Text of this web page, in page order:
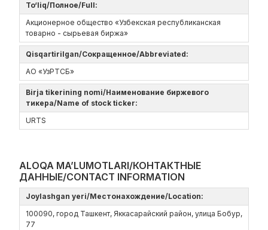
To‘liq/Полное/Full:
Акционерное общество «Узбекская республиканская
товарно - сырьевая биржа»
Qisqartirilgan/Сокращенное/Abbreviated:
АО «УзРТСБ»
Birja tikerining nomi/Наименование биржевого
тикера/Name of stock ticker:
URTS
ALOQA MA’LUMOTLARI/КОНТАКТНЫЕ
ДАННЫЕ/CONTACT INFORMATION
Joylashgan yeri/Местонахождение/Location:
100090, город Ташкент, Яккасарайский район, улица Бобур,
77